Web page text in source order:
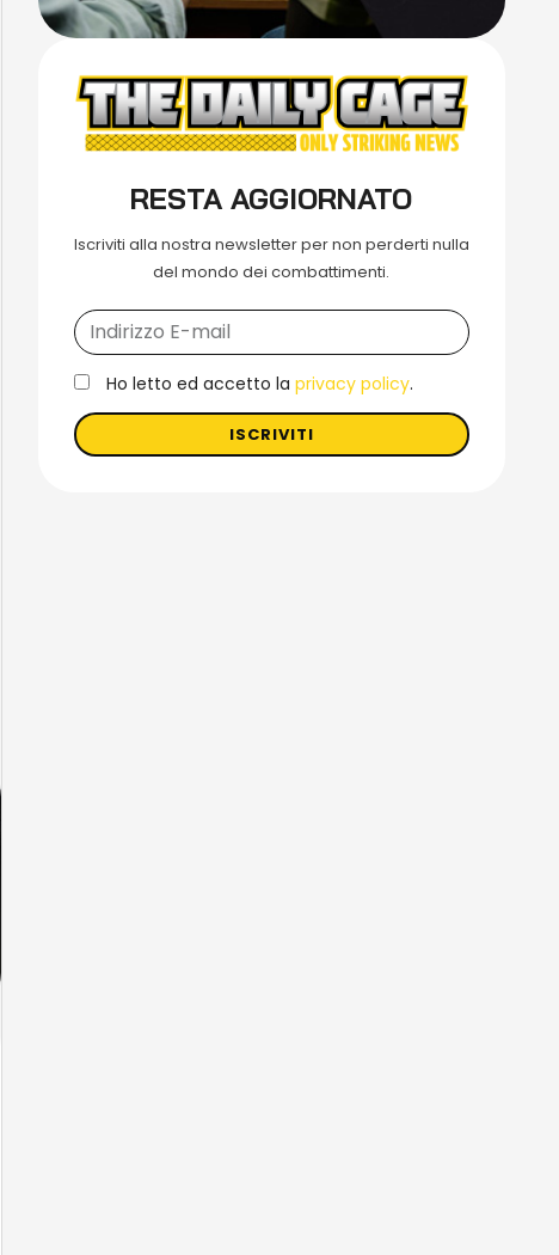
RESTA AGGIORNATO
Iscriviti alla nostra newsletter per non perderti nulla
del mondo dei combattimenti.
Ho letto ed accetto la privacy policy.
ISCRIVITI